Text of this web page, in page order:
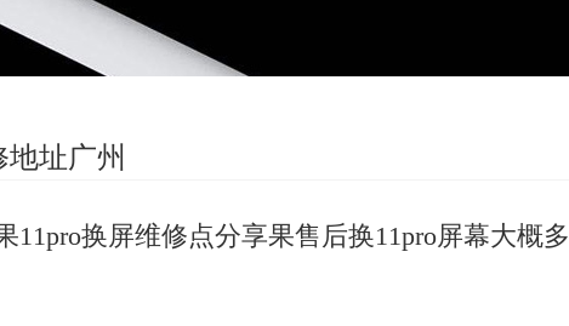
地址广州
11pro换屏维修点分享果售后换11pro屏幕大概多